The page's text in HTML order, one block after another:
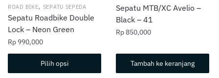
ROAD BIKE, SEPATU SEPEDA
Sepatu Roadbike Double
Lock – Neon Green
Rp 990,000
Pilih opsi
ini
Sepatu MTB/XC Avelio –
Black – 41
Rp850,000
Tambah ke keranjang